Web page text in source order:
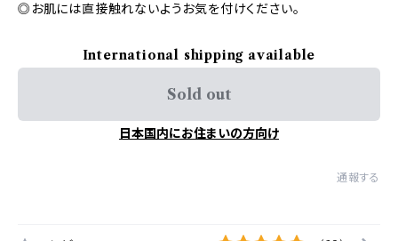
◎お肌には直接触れないようお気を付けください。
International shipping available
Sold out
日本国内にお住まいの方向け
通報する